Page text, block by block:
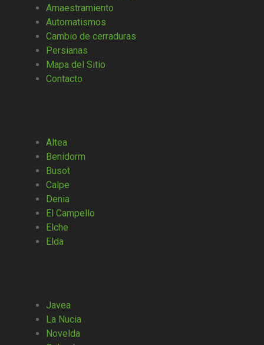
Amaestramiento
Automatismos
Cambio de cerraduras
Persianas
Mapa del Sitio
Contacto
Altea
Benidorm
Busot
Calpe
Denia
El Campello
Elche
Elda
Javea
La Nucia
Novelda